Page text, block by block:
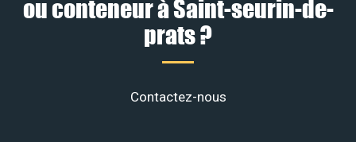
ou conteneur à Saint-seurin-de-
prats ?
Contactez-nous